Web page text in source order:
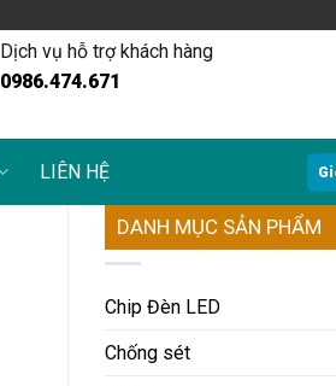
Dịch vụ hỗ trợ khách hàng
0986.474.671
LIÊN HỆ
DANH MỤC SẢN PHẨM
Chip Đèn LED
Chống sét